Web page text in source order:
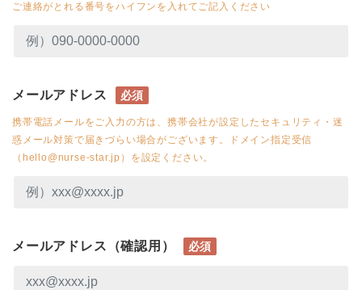
ご連絡がとれる番号をハイフンを入れてご記入ください
メールアドレス 必須
携帯電話メールをご入力の方は、携帯会社が設定したセキュリティ・迷
惑メール対策で届きづらい場合がございます。ドメイン指定受信
（hello@nurse-star.jp）を設定ください。
メールアドレス（確認用） 必須